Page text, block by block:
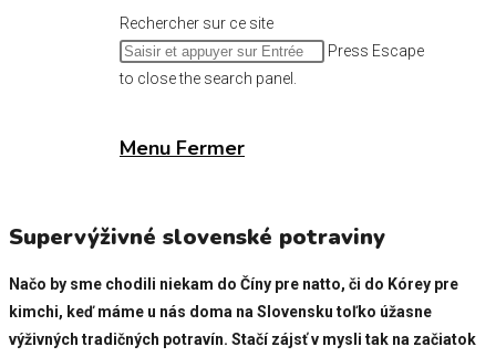
Rechercher sur ce site
Press Escape
to close the search panel.
Menu Fermer
Supervýživné slovenské potraviny
Načo by sme chodili niekam do Číny pre natto, či do Kórey pre
kimchi, keď máme u nás doma na Slovensku toľko úžasne
výživných tradičných potravín. Stačí zájsť v mysli tak na začiatok